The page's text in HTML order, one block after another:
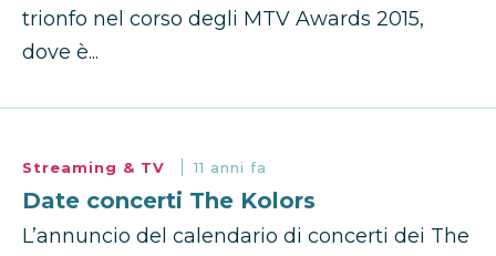
trionfo nel corso degli MTV Awards 2015,
dove è...
Streaming & TV 11 anni fa
Date concerti The Kolors
L’annuncio del calendario di concerti dei The